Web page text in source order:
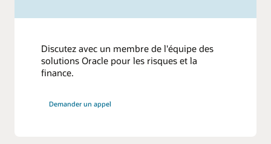
Discutez avec un membre de l'équipe des
solutions Oracle pour les risques et la
finance.
Demander un appel